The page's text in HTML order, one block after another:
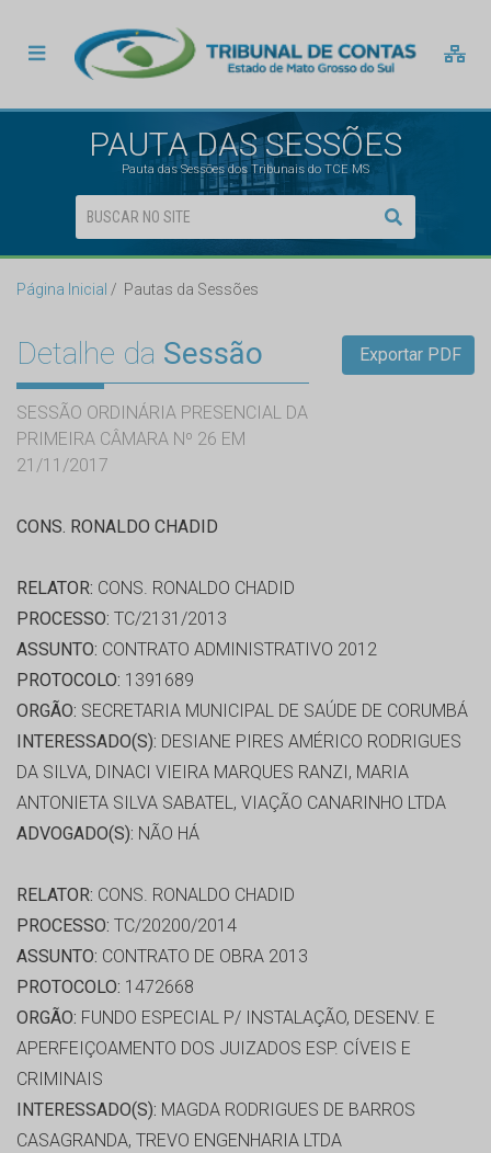
PAUTA DAS SESSÕES
Pauta das Sessões dos Tribunais do TCE MS
Página Inicial Pautas da Sessões
Detalhe da Sessão
SESSÃO ORDINÁRIA PRESENCIAL DA
PRIMEIRA CÂMARA Nº 26 EM
21/11/2017
Exportar PDF
CONS. RONALDO CHADID
RELATOR: CONS. RONALDO CHADID
PROCESSO: TC/2131/2013
ASSUNTO: CONTRATO ADMINISTRATIVO 2012
PROTOCOLO: 1391689
ORGÃO: SECRETARIA MUNICIPAL DE SAÚDE DE CORUMBÁ
INTERESSADO(S): DESIANE PIRES AMÉRICO RODRIGUES
DA SILVA, DINACI VIEIRA MARQUES RANZI, MARIA
ANTONIETA SILVA SABATEL, VIAÇÃO CANARINHO LTDA
ADVOGADO(S): NÃO HÁ
RELATOR: CONS. RONALDO CHADID
PROCESSO: TC/20200/2014
ASSUNTO: CONTRATO DE OBRA 2013
PROTOCOLO: 1472668
ORGÃO: FUNDO ESPECIAL P/ INSTALAÇÃO, DESENV. E
APERFEIÇOAMENTO DOS JUIZADOS ESP. CÍVEIS E
CRIMINAIS
INTERESSADO(S): MAGDA RODRIGUES DE BARROS
CASAGRANDA, TREVO ENGENHARIA LTDA